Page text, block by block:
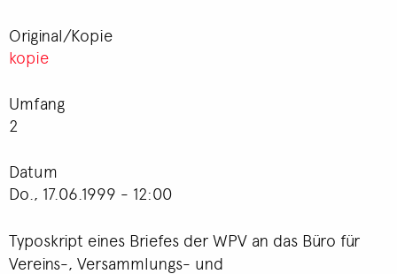
Original/Kopie
kopie
Umfang
2
Datum
Do., 17.06.1999 - 12:00
Typoskript eines Briefes der WPV an das Büro für
Vereins-, Versammlungs- und